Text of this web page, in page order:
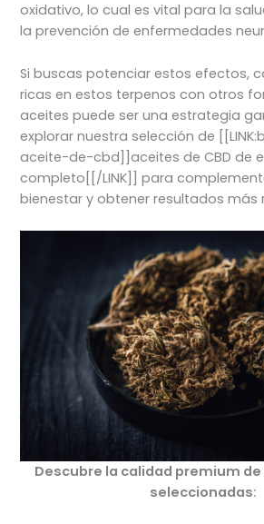
oxidativo, lo cual es vital para la
la prevención de enfermedades
Si buscas potenciar estos efectos,
ricas en estos terpenos con otros
aceites puede ser una estrategia
explorar nuestra selección de
aceite-de-cbd]]aceites de CBD de
completo[[/LINK]] para
bienestar y obtener resultados más
Descubre la calidad premium
seleccionadas: